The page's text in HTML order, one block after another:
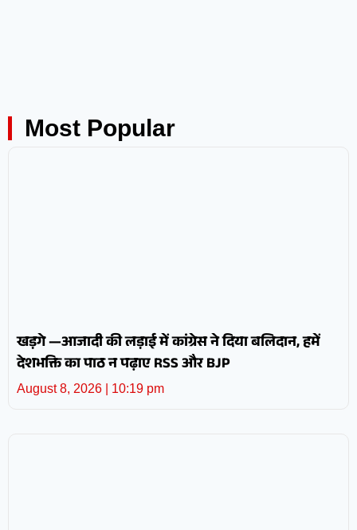
Most Popular
खड़गे —आजादी की लड़ाई में कांग्रेस ने दिया बलिदान, हमें
देशभक्ति का पाठ न पढ़ाए RSS और BJP
August 8, 2026 10:19 pm